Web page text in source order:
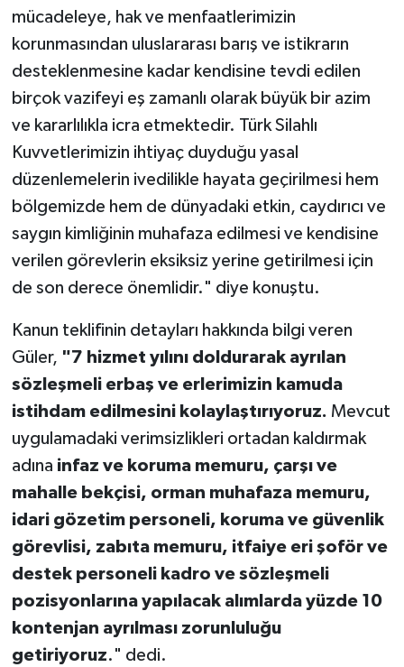
mücadeleye, hak ve menfaatlerimizin
korunmasından uluslararası barış ve istikrarın
desteklenmesine kadar kendisine tevdi edilen
birçok vazifeyi eş zamanlı olarak büyük bir azim
ve kararlılıkla icra etmektedir. Türk Silahlı
Kuvvetlerimizin ihtiyaç duyduğu yasal
düzenlemelerin ivedilikle hayata geçirilmesi hem
bölgemizde hem de dünyadaki etkin, caydırıcı ve
saygın kimliğinin muhafaza edilmesi ve kendisine
verilen görevlerin eksiksiz yerine getirilmesi için
de son derece önemlidir." diye konuştu.
Kanun teklifinin detayları hakkında bilgi veren
Güler, "7 hizmet yılını doldurarak ayrılan
sözleşmeli erbaş ve erlerimizin kamuda
istihdam edilmesini kolaylaştırıyoruz. Mevcut
uygulamadaki verimsizlikleri ortadan kaldırmak
adına infaz ve koruma memuru, çarşı ve
mahalle bekçisi, orman muhafaza memuru,
idari gözetim personeli, koruma ve güvenlik
görevlisi, zabıta memuru, itfaiye eri şoför ve
destek personeli kadro ve sözleşmeli
pozisyonlarına yapılacak alımlarda yüzde 10
kontenjan ayrılması zorunluluğu
getiriyoruz." dedi.